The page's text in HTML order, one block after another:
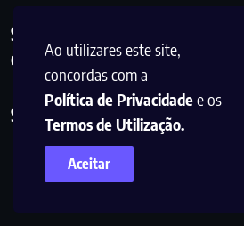
Ao utilizares este site,
concordas com a
Política de Privacidadee os
Termos de Utilização.
Aceitar
Simplificar a informação.
conhecimento. Inspirar a ação.
Siga-nos